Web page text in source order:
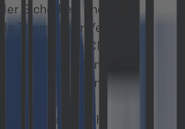
Sicherheit und des
Themen zur Verfügbarkeit
ausgewählten Cloud Service
in die bereits
und die nahtlose
wie auch schon aus den